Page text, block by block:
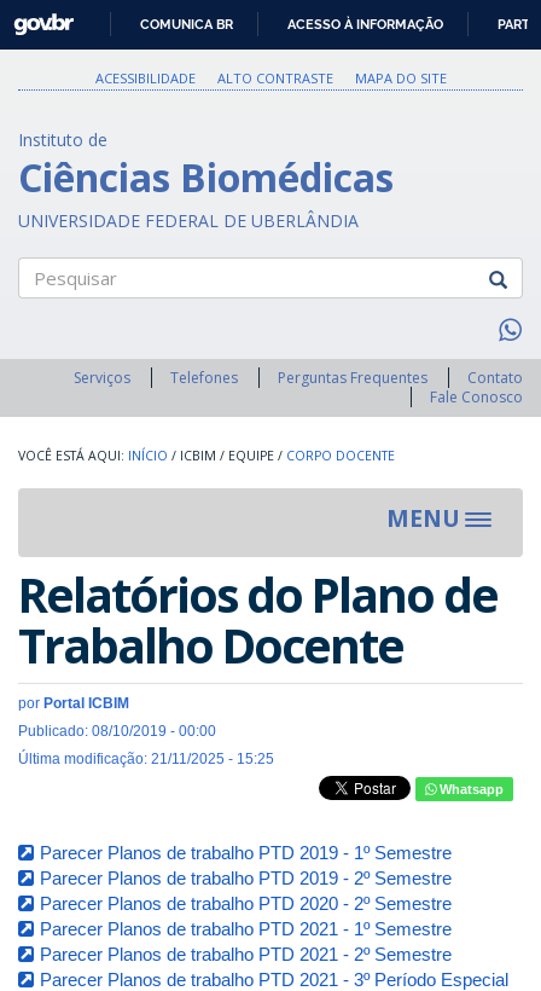
PARA
O
GOVBR
COMUNICA BR ACESSO À INFORMAÇÃO
ACESSIBILIDADE ALTO CONTRASTE MAPA DO SITE
Instituto de
Ciências Biomédicas
UNIVERSIDADE FEDERAL DE UBERLÂNDIA
Serviços Telefones Perguntas Frequentes
Contato
Fale Conosco
INÍCIO / ICBIM / EQUIPE / CORPO DOCENTE
MENU
Toggle
Relatórios do Plano de
Trabalho Docente
por Portal ICBIM
Publicado: 08/10/2019 - 00:00
Última modificação: 21/11/2025 - 15:25
Whatsapp
Parecer Planos de trabalho PTD 2019 - 1º Semestre
Parecer Planos de trabalho PTD 2019 - 2º Semestre
Parecer Planos de trabalho PTD 2020 - 2º Semestre
Parecer Planos de trabalho PTD 2021 - 1º Semestre
Parecer Planos de trabalho PTD 2021 - 2º Semestre
Parecer Planos de trabalho PTD 2021 - 3º Período Especial